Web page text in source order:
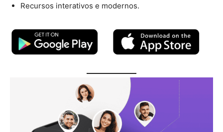
Recursos interativos e modernos.